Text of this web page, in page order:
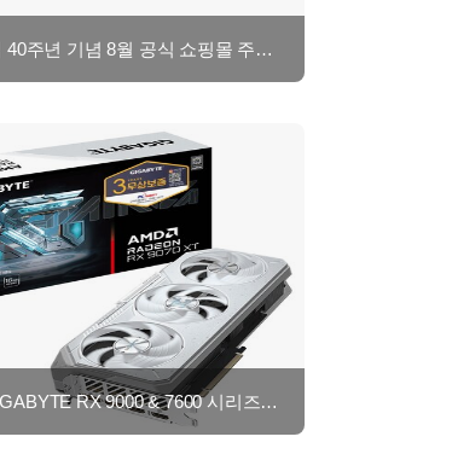
Antec, 창립 40주년 기념 8월 공식 쇼핑몰 주말 특가 이벤트 진행 (2탄)
[이벤트] GIGABYTE RX 9000 & 7600 시리즈 8월 후기이벤트 - 최대 네이